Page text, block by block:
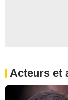
Acteurs et